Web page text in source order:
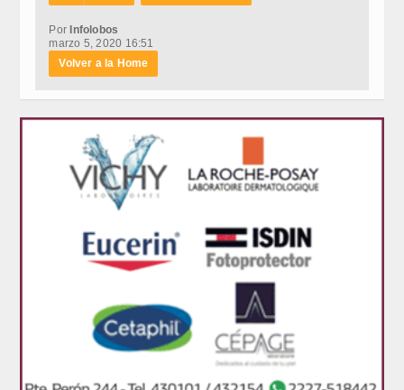
Por Infolobos
marzo 5, 2020 16:51
Volver a la Home